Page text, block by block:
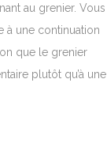
au grenier. Vous
à une continuation
que le grenier
plutôt qu’à une